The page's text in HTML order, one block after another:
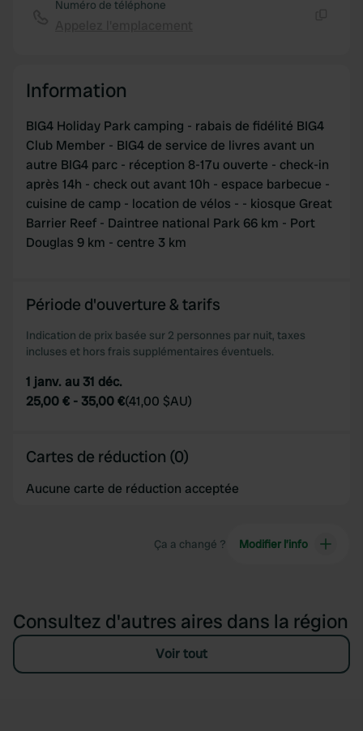
We also share information about your use of our site with
of their services.
Numéro de téléphone
Information
BIG4 Holiday Park camping - rabais de fidélité BIG4
Club Member - BIG4 de service de livres avant un
autre BIG4 parc - réception 8-17u ouverte - check-in
après 14h - check out avant 10h - espace barbecue -
cuisine de camp - location de vélos - - kiosque Great
Barrier Reef - Daintree national Park 66 km - Port
Douglas 9 km - centre 3 km
Période d'ouverture & tarifs
Indication de prix basée sur 2 personnes par nuit, taxes
incluses et hors frais supplémentaires éventuels.
1 janv. au 31 déc.
25,00 € - 35,00 €(41,00 $AU)
Cartes de réduction (0)
Aucune carte de réduction acceptée
Ça a changé ? Modifier l’info
Consultez d'autres aires dans la région
Voir tout